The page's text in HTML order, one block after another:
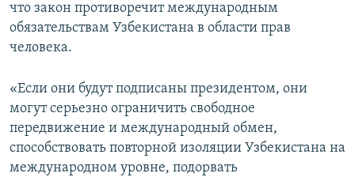
что закон противоречит международным
обязательствам Узбекистана в области прав
человека.
«Если они будут подписаны президентом, они
могут серьезно ограничить свободное
передвижение и международный обмен,
способствовать повторной изоляции Узбекистана на
международном уровне, подорвать